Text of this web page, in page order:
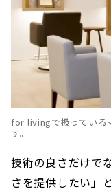
for livingで扱っている
す。
技術の良さだけで
さを提供したい」